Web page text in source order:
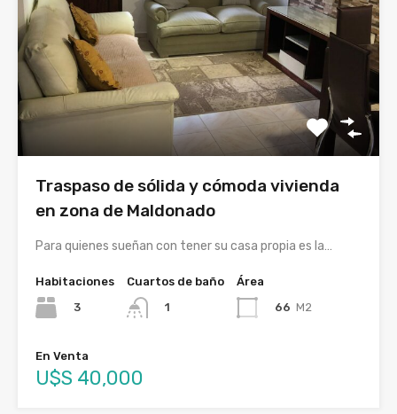
Traspaso de sólida y cómoda vivienda
en zona de Maldonado
Para quienes sueñan con tener su casa propia es la…
Habitaciones
3
Cuartos de baño
1
Área
66 M2
En Venta
U$S 40,000